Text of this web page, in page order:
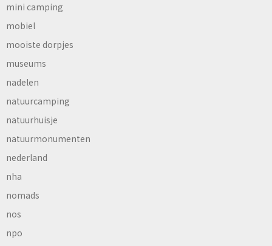
mini camping
mobiel
mooiste dorpjes
museums
nadelen
natuurcamping
natuurhuisje
natuurmonumenten
nederland
nha
nomads
nos
npo